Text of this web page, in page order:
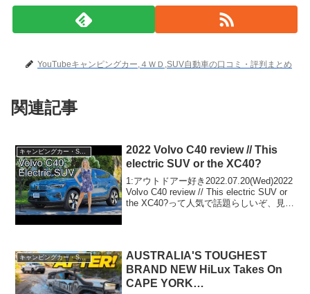
YouTubeキャンピングカー,４ＷＤ,SUV自動車の口コミ・評判まとめ
関連記事
キャンピングカー・SUV人気車種
2022 Volvo C40 review // This
electric SUV or the XC40?
1:アウトドアー好き2022.07.20(Wed)2022
Volvo C40 review // This electric SUV or
the XC40?って人気で話題らしいぞ、見逃
キャンピングカー・SUV人気車種
AUSTRALIA'S TOUGHEST
BRAND NEW HiLux Takes On
CAPE YORK…